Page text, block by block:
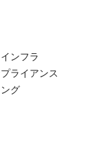
ンフラ
ライアンス
グ